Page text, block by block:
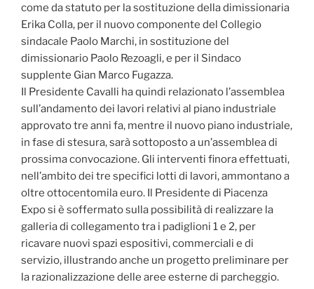
come da statuto per la sostituzione della dimissionaria
Erika Colla, per il nuovo componente del Collegio
sindacale Paolo Marchi, in sostituzione del
dimissionario Paolo Rezoagli, e per il Sindaco
supplente Gian Marco Fugazza.
Il Presidente Cavalli ha quindi relazionato l’assemblea
sull’andamento dei lavori relativi al piano industriale
approvato tre anni fa, mentre il nuovo piano industriale,
in fase di stesura, sarà sottoposto a un’assemblea di
prossima convocazione. Gli interventi finora effettuati,
nell’ambito dei tre specifici lotti di lavori, ammontano a
oltre ottocentomila euro. Il Presidente di Piacenza
Expo si è soffermato sulla possibilità di realizzare la
galleria di collegamento tra i padiglioni 1 e 2, per
ricavare nuovi spazi espositivi, commerciali e di
servizio, illustrando anche un progetto preliminare per
la razionalizzazione delle aree esterne di parcheggio.